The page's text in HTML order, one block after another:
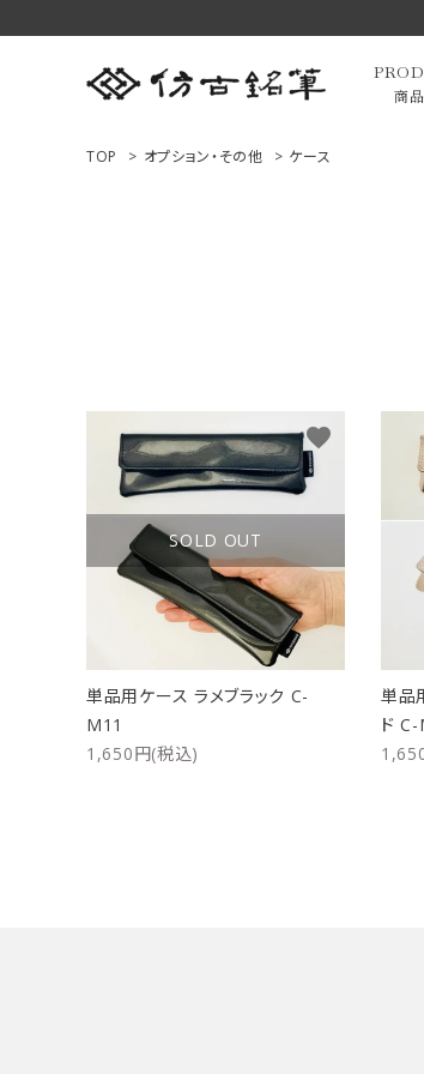
商
商品一覧
私たちについて
特定商取引法について
TOP > オプション・その他 > ケース
SOLD OUT
単品用ケース ラメブラック C-
M11
1,650円(税込)
favorite
単品
ド